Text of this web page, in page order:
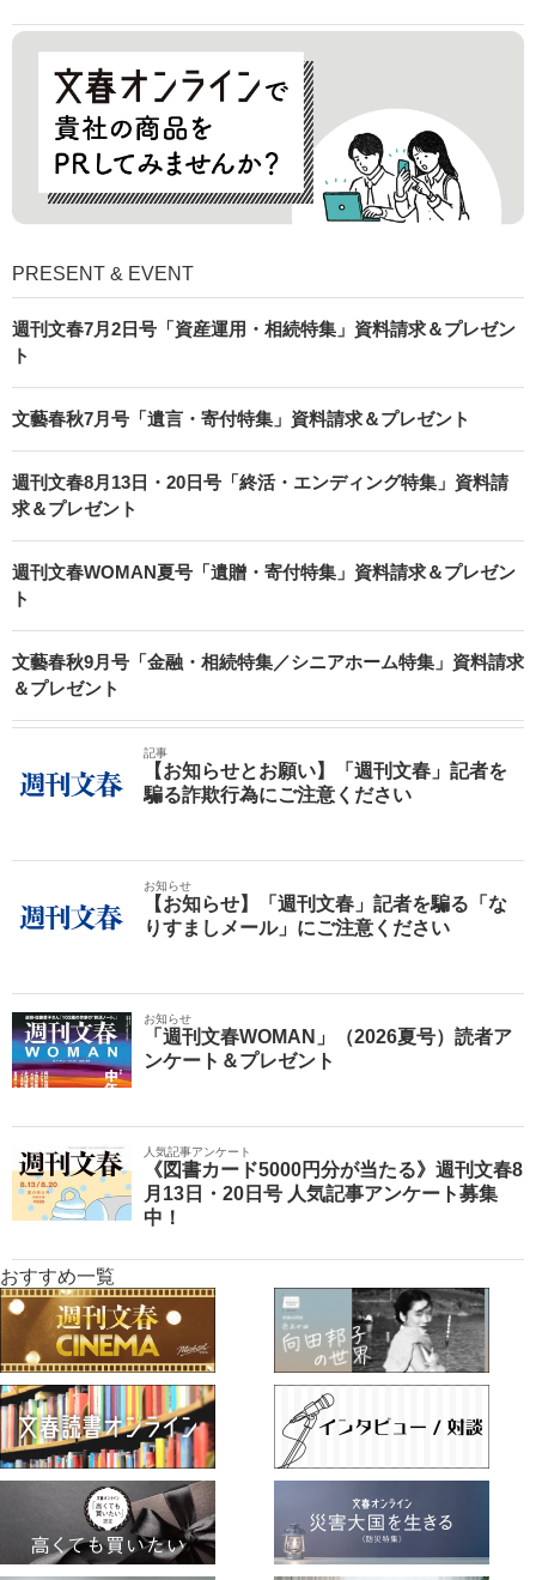
PRESENT & EVENT
週刊文春7月2日号「資産運用・相続特集」資料請求＆プレゼン
ト
文藝春秋7月号「遺言・寄付特集」資料請求＆プレゼント
週刊文春8月13日・20日号「終活・エンディング特集」資料請
求＆プレゼント
週刊文春WOMAN夏号「遺贈・寄付特集」資料請求＆プレゼン
ト
文藝春秋9月号「金融・相続特集／シニアホーム特集」資料請求
＆プレゼント
記事
【お知らせとお願い】「週刊文春」記者を
騙る詐欺行為にご注意ください
お知らせ
【お知らせ】「週刊文春」記者を騙る「な
りすましメール」にご注意ください
お知らせ
「週刊文春WOMAN」（2026夏号）読者ア
ンケート＆プレゼント
人気記事アンケート
《図書カード5000円分が当たる》週刊文春8
月13日・20日号 人気記事アンケート募集
中！
おすすめ一覧